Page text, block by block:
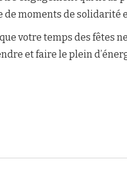
de moments de solidarité
votre temps des fêtes
et faire le plein